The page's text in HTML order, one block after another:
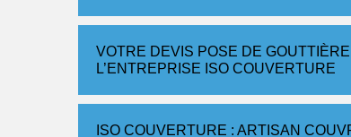
VOTRE DEVIS POSE DE
L’ENTREPRISE ISO COUVERTURE
ISO COUVERTURE : ARTISAN